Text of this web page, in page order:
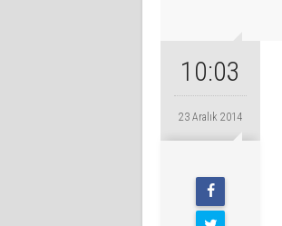
10:03
23 Aralık 2014